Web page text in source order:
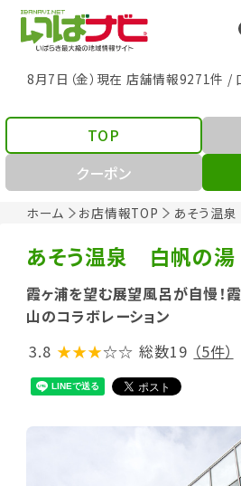
8月7日（金）現在 店舗情報9271件 /
ホーム お店情報TOP あそう温
TOP
クーポン
あそう温泉 白帆の湯
霞ヶ浦を望む展望風呂が自慢！
山のコラボレーション
3.8 ★★★☆☆ 総数19 （5件）